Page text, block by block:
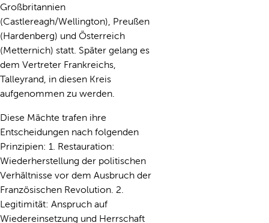
Großbritannien
(Castlereagh/Wellington), Preußen
(Hardenberg) und Österreich
(Metternich) statt. Später gelang es
dem Vertreter Frankreichs,
Talleyrand, in diesen Kreis
aufgenommen zu werden.
Diese Mächte trafen ihre
Entscheidungen nach folgenden
Prinzipien: 1. Restauration:
Wiederherstellung der politischen
Verhältnisse vor dem Ausbruch der
Französischen Revolution. 2.
Legitimität: Anspruch auf
Wiedereinsetzung und Herrschaft